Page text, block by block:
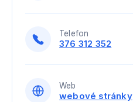
Telefon
376 312 352
Web
webové stránky